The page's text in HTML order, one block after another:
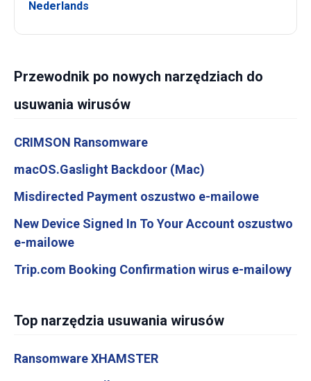
Nederlands
Przewodnik po nowych narzędziach do
usuwania wirusów
CRIMSON Ransomware
macOS.Gaslight Backdoor (Mac)
Misdirected Payment oszustwo e-mailowe
New Device Signed In To Your Account oszustwo
e-mailowe
Trip.com Booking Confirmation wirus e-mailowy
Top narzędzia usuwania wirusów
Ransomware XHAMSTER